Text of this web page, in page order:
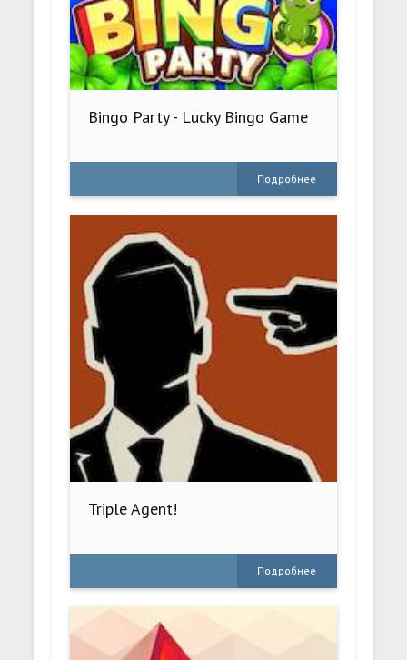
Bingo Party - Lucky Bingo Game
Подробнее
Triple Agent!
Подробнее